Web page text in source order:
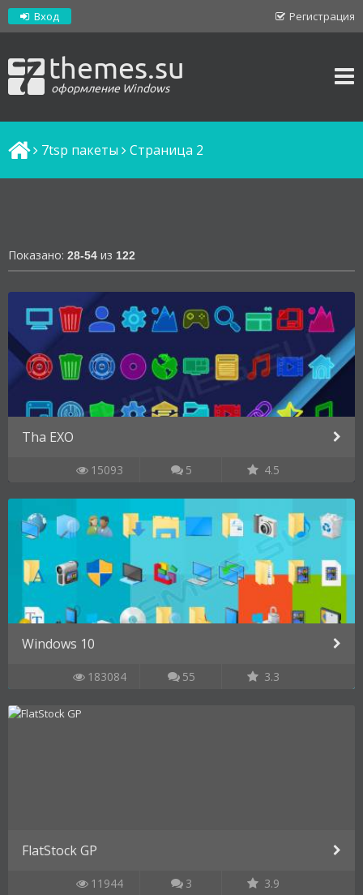
Регистрация
Вход
themes.su
оформление Windows
7tsp пакеты Cтраница 2
Показано: 28-54 из 122
Tha EXO
15093 5 4.5
Windows 10
183084 55 3.3
FlatStock GP
11944 3 3.9